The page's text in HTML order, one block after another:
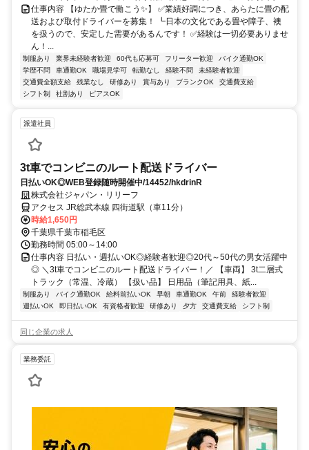
仕事内容 【ゆたか畳で働こう✨】 ✅業績好調につき、あらたに畳の配
送および取付ドライバーを募集！ ┗日本の文化である畳や障子、襖
を扱うので、安定した需要があるんです！ ✅経験は一切必要ありませ
ん！...
制服あり 業界未経験者歓迎 60代も応募可 フリーター歓迎
バイク通勤OK
学歴不問
車通勤OK 職場見学可 転勤なし 経験不問
未経験者歓迎
交通費全額支給
残業なし 研修あり 賞与あり ブランクOK
交通費支給
シフト制
社割あり ピアスOK
派遣社員
3t車でコンビニのルート配送ドライバー
日払いOK◎WEB登録随時開催中/14452/hkdrinR
株式会社ジャパン・リリーフ
アクセス JR総武本線 四街道駅（車11分）
時給1,650円
千葉県千葉市稲毛区
勤務時間 05:00～14:00
仕事内容 日払い・週払いOK◎経験者歓迎◎20代～50代の男女活躍中
◎ ＼3t車でコンビニのルート配送ドライバー！／ 【車両】 3t二層式
トラック（常温、冷蔵） 【扱い品】 日用品（筆記用具、紙...
制服あり バイク通勤OK 給料前払いOK 早朝 車通勤OK 午前
経験者歓迎
週払いOK
即日払いOK 有資格者歓迎 研修あり 夕方 交通費支給 シフト制
同じ企業の求人
業務委託